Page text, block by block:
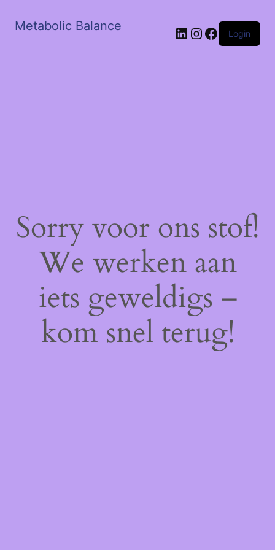
Metabolic Balance LinkedIn
Instagram
Facebook
Login
Sorry voor ons stof!
We werken aan
iets geweldigs –
kom snel terug!